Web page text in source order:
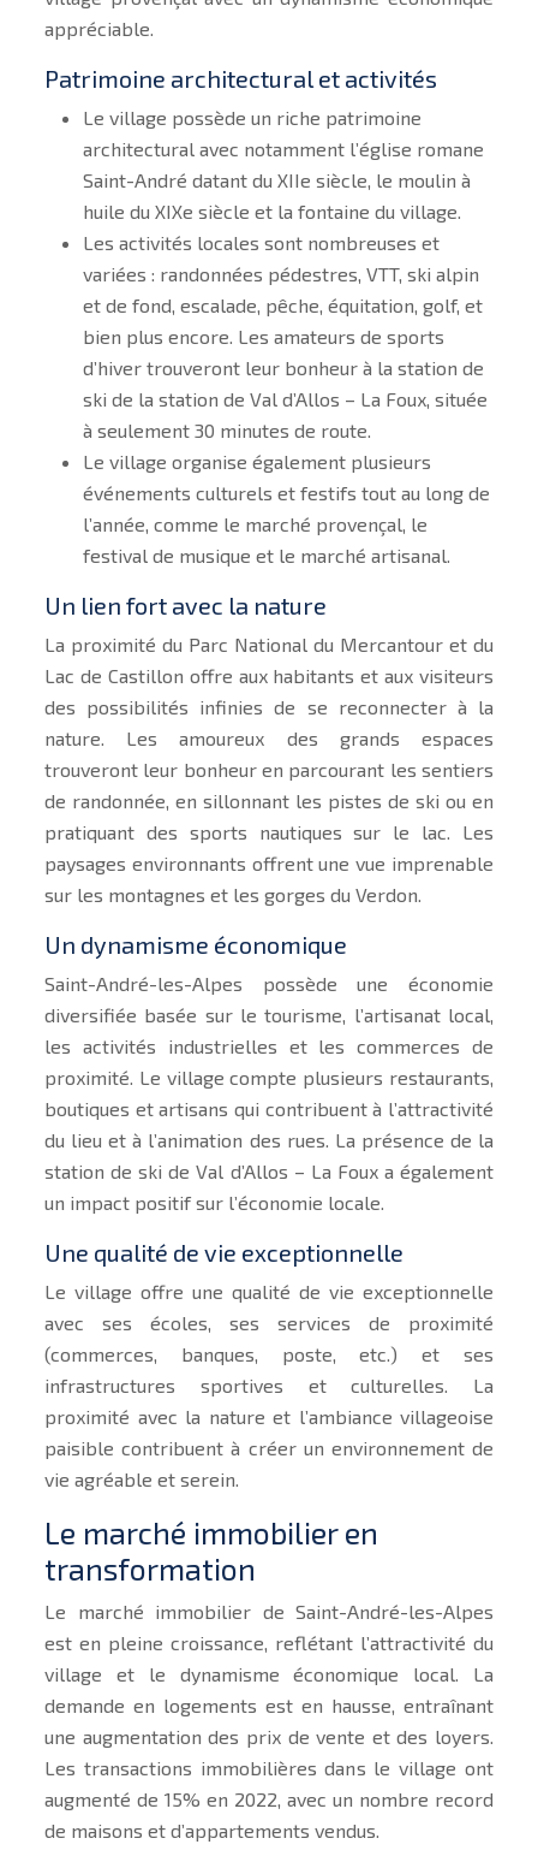
appréciable.
Patrimoine architectural et activités
Le village possède un riche patrimoine
architectural avec notamment l’église romane
Saint-André datant du XIIe siècle, le moulin à
huile du XIXe siècle et la fontaine du village.
Les activités locales sont nombreuses et
variées : randonnées pédestres, VTT, ski alpin
et de fond, escalade, pêche, équitation, golf, et
bien plus encore. Les amateurs de sports
d’hiver trouveront leur bonheur à la station de
ski de la station de Val d’Allos – La Foux, située
à seulement 30 minutes de route.
Le village organise également plusieurs
événements culturels et festifs tout au long de
l’année, comme le marché provençal, le
festival de musique et le marché artisanal.
Un lien fort avec la nature
La proximité du Parc National du Mercantour et du
Lac de Castillon offre aux habitants et aux visiteurs
des possibilités infinies de se reconnecter à la
nature. Les amoureux des grands espaces
trouveront leur bonheur en parcourant les sentiers
de randonnée, en sillonnant les pistes de ski ou en
pratiquant des sports nautiques sur le lac. Les
paysages environnants offrent une vue imprenable
sur les montagnes et les gorges du Verdon.
Un dynamisme économique
Saint-André-les-Alpes possède une économie
diversifiée basée sur le tourisme, l’artisanat local,
les activités industrielles et les commerces de
proximité. Le village compte plusieurs restaurants,
boutiques et artisans qui contribuent à l’attractivité
du lieu et à l’animation des rues. La présence de la
station de ski de Val d’Allos – La Foux a également
un impact positif sur l’économie locale.
Une qualité de vie exceptionnelle
Le village offre une qualité de vie exceptionnelle
avec ses écoles, ses services de proximité
(commerces, banques, poste, etc.) et ses
infrastructures sportives et culturelles. La
proximité avec la nature et l’ambiance villageoise
paisible contribuent à créer un environnement de
vie agréable et serein.
Le marché immobilier en
transformation
Le marché immobilier de Saint-André-les-Alpes
est en pleine croissance, reflétant l’attractivité du
village et le dynamisme économique local. La
demande en logements est en hausse, entraînant
une augmentation des prix de vente et des loyers.
Les transactions immobilières dans le village ont
augmenté de 15% en 2022, avec un nombre record
de maisons et d’appartements vendus.